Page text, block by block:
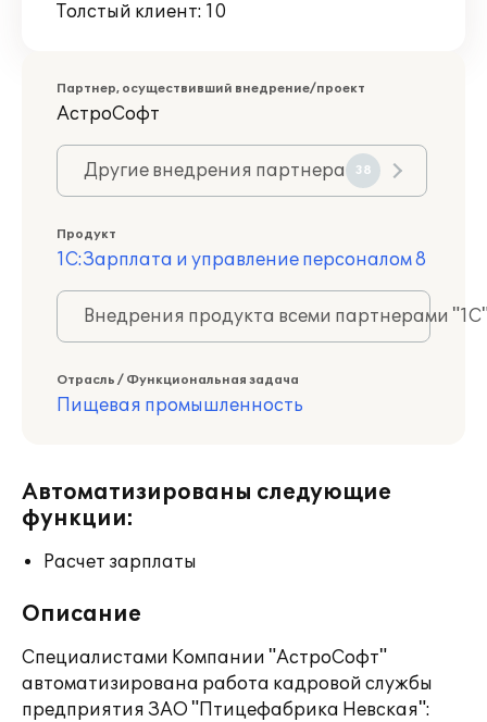
Толстый клиент: 10
Партнер, осуществивший внедрение/проект
АстроСофт
Другие внедрения партнера 38
Продукт
1С:Зарплата и управление персоналом 8
Внедрения продукта всеми партнерами
Отрасль / Функциональная задача
Пищевая промышленность
Автоматизированы следующие
функции:
Расчет зарплаты
Описание
Специалистами Компании "АстроСофт"
автоматизирована работа кадровой службы
предприятия ЗАО "Птицефабрика Невская":